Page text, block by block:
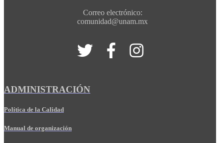
Correo electrónico:
comunidad@unam.mx
ADMINISTRACIÓN
Política de la Calidad
Manual de organización